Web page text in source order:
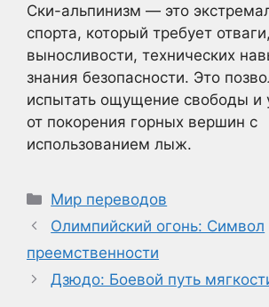
Ски-альпинизм — это
спорта, который требует
выносливости, технических
знания безопасности. Это
испытать ощущение свободы и
от покорения горных вершин с
использованием лыж.
Рубрики
Мир переводов
Олимпийский огонь: Символ
преемственности
Дзюдо: Боевой путь